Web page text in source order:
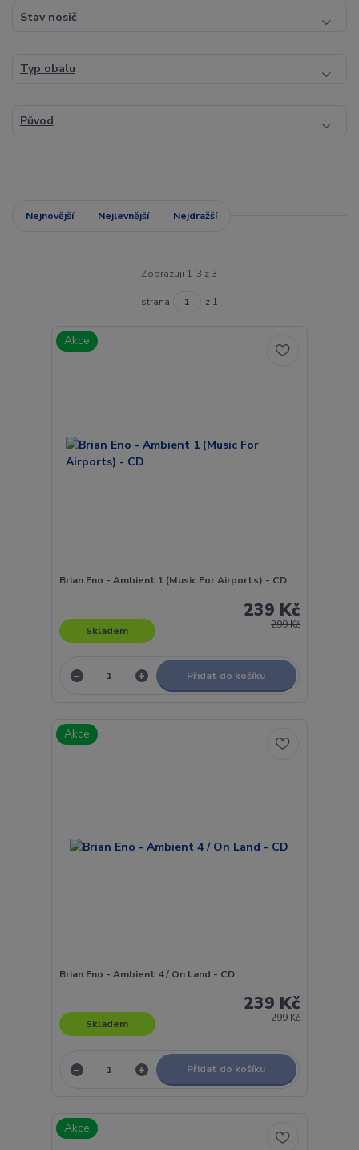
Stav nosič
Typ obalu
Původ
Nejnovější Nejlevnější Nejdražší
Zobrazuji 1-3 z 3
strana z 1
Akce
Brian Eno - Ambient 1 (Music For Airports) - CD
299 Kč
239 Kč
Skladem
Přidat do košíku
Akce
Brian Eno - Ambient 4 / On Land - CD
299 Kč
239 Kč
Skladem
Přidat do košíku
Akce